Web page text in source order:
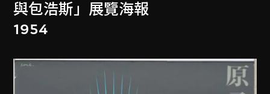
與包浩斯」展覽海報
1954